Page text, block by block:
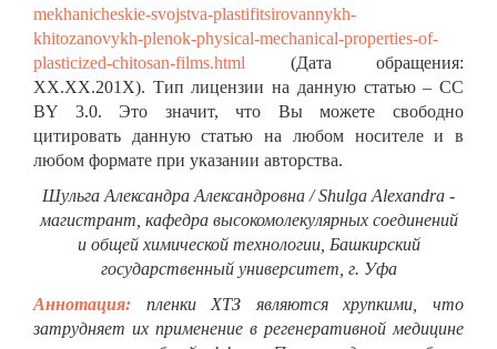
mekhanicheskie-svojstva-plastifitsirovannykh-
khitozanovykh-plenok-physical-mechanical-properties-of-
plasticized-chitosan-films.html (Дата обращения:
ХХ.ХХ.201Х). Тип лицензии на данную статью – CC
BY 3.0. Это значит, что Вы можете свободно
цитировать данную статью на любом носителе и в
любом формате при указании авторства.
Шульга Александра Александровна / Shulga Alexandra -
магистрант, кафедра высокомолекулярных соединений
и общей химической технологии, Башкирский
государственный университет, г. Уфа
Аннотация: пленки ХТЗ являются хрупкими, что
затрудняет их применение в регенеративной медицине